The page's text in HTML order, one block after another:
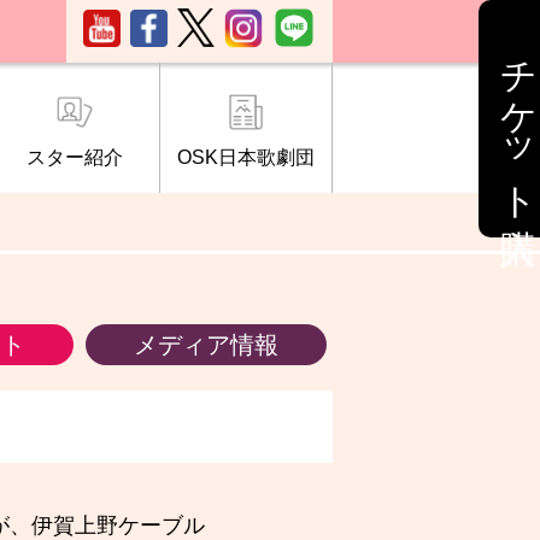
チケット購入
スター紹介 OSK日本歌劇団
メディア情報
、伊賀上野ケーブル